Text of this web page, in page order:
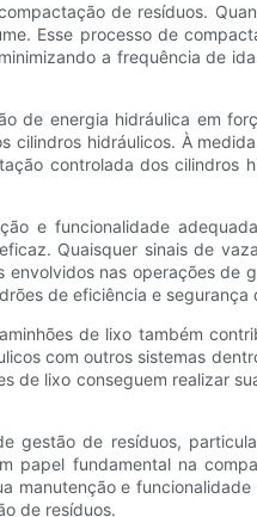
de resíduos.
Esse processo de
a frequência de
de energia hidráulica em
hidráulicos. À
controlada dos
e funcionalidade
Quaisquer sinais de
nas operações
de eficiência e
de lixo também
com outros sistemas
de lixo conseguem realizar
gestão de resíduos,
papel fundamental na
manutenção e
de resíduos.